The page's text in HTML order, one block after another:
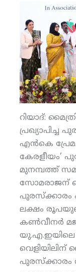
റിയാദ്:
എന്‍കെ
കേരളീയം’
മുനമ്പത്ത്
സോമരാജന്
പുരസ്‌ക്കാരം
ലക്ഷം
കണ്‍വീനര്‍
വെളിയിലിന്
പുരസ്‌ക്കാരം